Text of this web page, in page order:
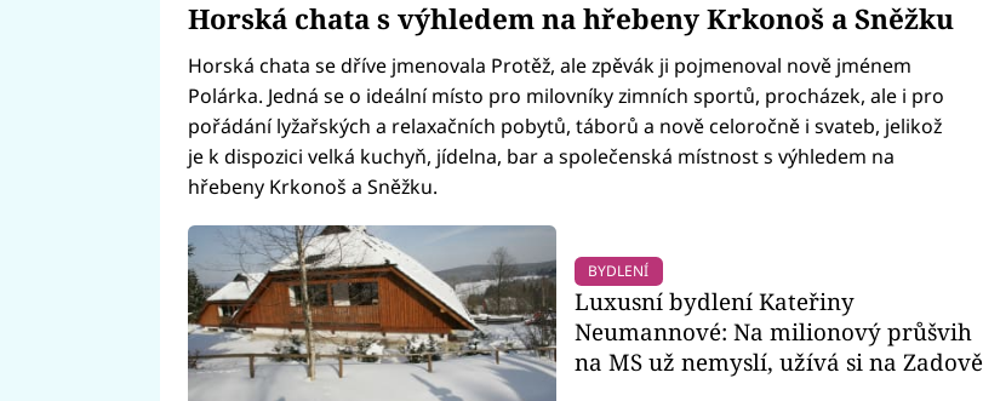
Horská chata s výhledem na hřebeny Krkonoš a Sněžku
Horská chata se dříve jmenovala Protěž, ale zpěvák ji pojmenoval nově jménem
Polárka. Jedná se o ideální místo pro milovníky zimních sportů, procházek, ale i pro
pořádání lyžařských a relaxačních pobytů, táborů a nově celoročně i svateb, jelikož
je k dispozici velká kuchyň, jídelna, bar a společenská místnost s výhledem na
hřebeny Krkonoš a Sněžku.
BYDLENÍ
Luxusní bydlení Kateřiny
Neumannové: Na milionový průšvih
na MS už nemyslí, užívá si na Zadově